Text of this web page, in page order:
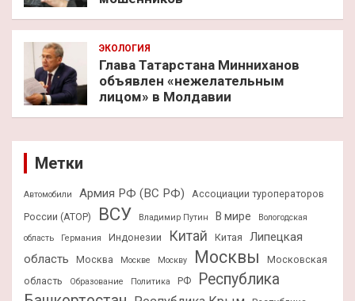
ЭКОЛОГИЯ
Глава Татарстана Минниханов
объявлен «нежелательным
лицом» в Молдавии
Метки
Автомобили Армия РФ (ВС РФ)
Ассоциации туроператоров
России (АТОР)
ВСУ Владимир Путин В мире
Вологодская
область
Германия Индонезии Китай Китая
Липецкая
область
Москва Москве Москву Москвы
Московская
область
Образование Политика РФ
Республика